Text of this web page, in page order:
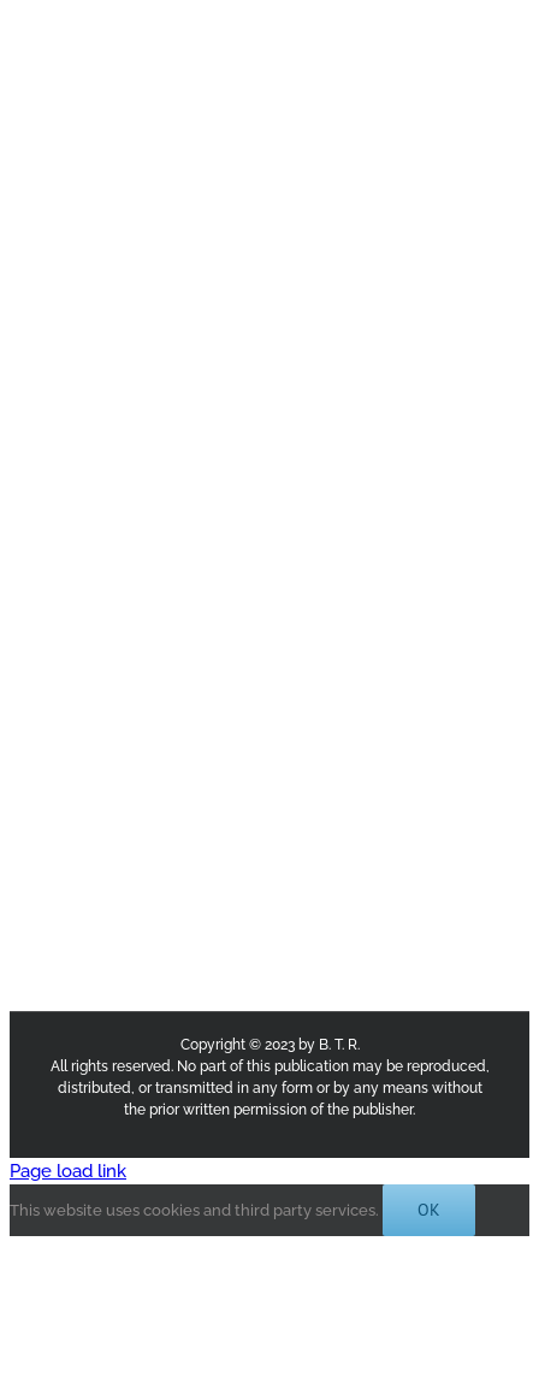
Copyright © 2023 by B. T. R.
All rights reserved. No part of this publication may be reproduced,
distributed, or transmitted in any form or by any means without
the prior written permission of the publisher.
Page load link
This website uses cookies and third party services. OK